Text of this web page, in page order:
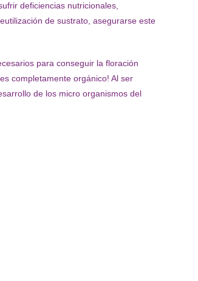
deficiencias nutricionales,
de sustrato, asegurarse este
para conseguir la floración
completamente orgánico! Al ser
de los micro organismos del